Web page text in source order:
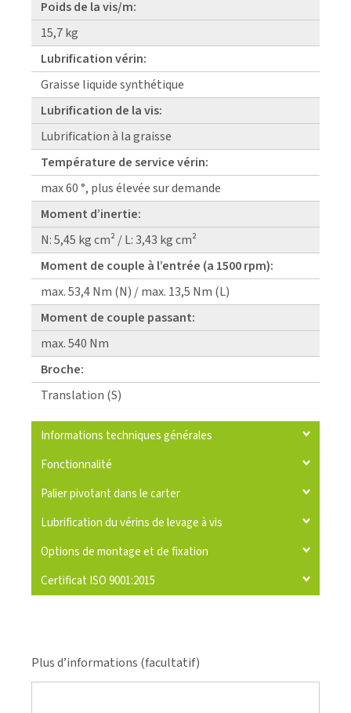
Poids de la vis/m:
15,7 kg
Lubrification vérin:
Graisse liquide synthétique
Lubrification de la vis:
Lubrification à la graisse
Température de service vérin:
max 60 °, plus élevée sur demande
Moment d’inertie:
N: 5,45 kg cm² / L: 3,43 kg cm²
Moment de couple à l’entrée (a 1500 rpm):
max. 53,4 Nm (N) / max. 13,5 Nm (L)
Moment de couple passant:
max. 540 Nm
Broche:
Translation (S)
Informations techniques générales
Fonctionnalité
Palier pivotant dans le carter
Lubrification du vérins de levage à vis
Options de montage et de fixation
Certificat ISO 9001:2015
Plus d’informations (facultatif)